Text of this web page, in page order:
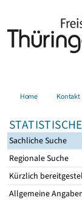
Home Kontakt
Sachliche Suche
Regionale Suche
Kürzlich
Allgemeine